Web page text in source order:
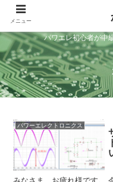
パワエレ初心者が中
パワーエレクトロニクス
メニュー